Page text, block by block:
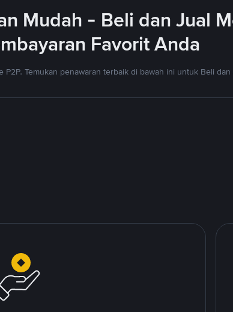
Mudah - Beli dan Jual
Favorit Anda
P2P. Temukan penawaran terbaik di bawah ini untuk Beli dan